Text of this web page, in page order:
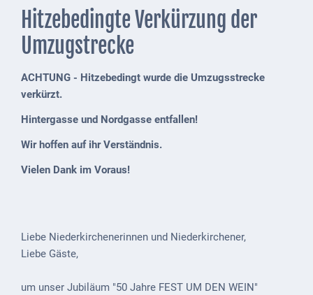
Energieversorgung
Breitbandausbau/
Telekommunikation
Post
Wasser-
Abwasser
Katastrophenschutz
Notfallnummern
Suche
Hitzebedingte Verkürzung der
Umzugstrecke
ACHTUNG - Hitzebedingt wurde die Umzugsstrecke
verkürzt.
Hintergasse und Nordgasse entfallen!
Wir hoffen auf ihr Verständnis.
Vielen Dank im Voraus!
Liebe Niederkirchenerinnen und Niederkirchener,
Liebe Gäste,
um unser Jubiläum "50 Jahre FEST UM DEN WEIN"